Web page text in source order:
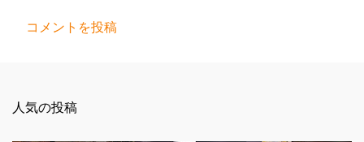
ト
コメントを投稿
人気の投稿